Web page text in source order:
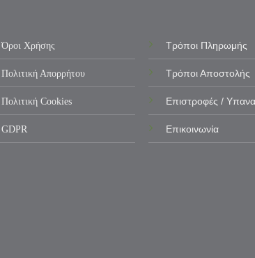
Όροι Χρήσης
Πολιτική Απορρήτου
Πολιτική Cookies
GDPR
Τρόποι Πληρωμής
Τρόποι Αποστολής
Επιστροφές /
Επικοινωνία